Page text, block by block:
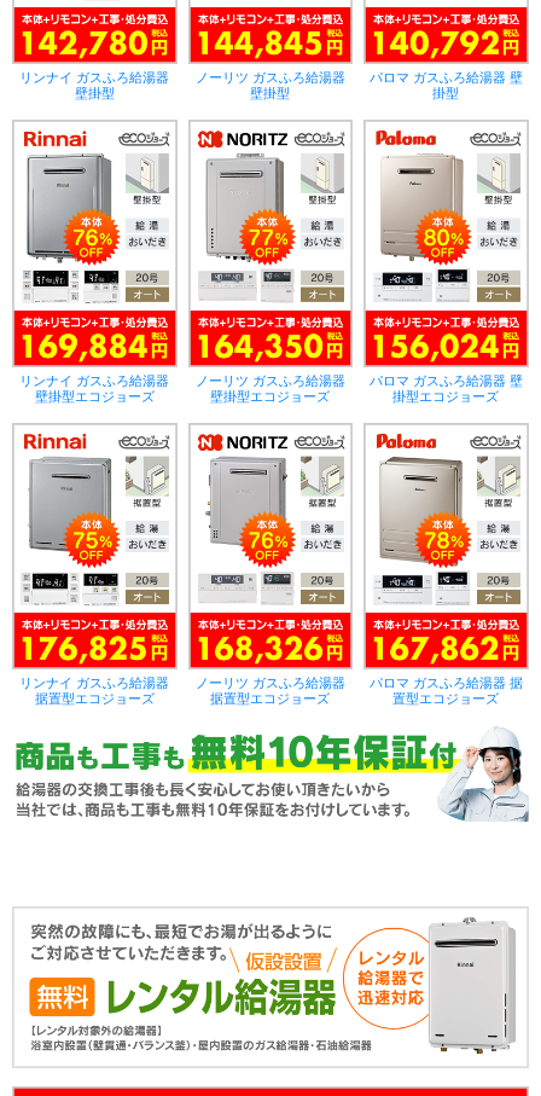
リンナイ ガスふろ給湯器
壁掛型
ノーリツ ガスふろ給湯器
壁掛型
パロマ ガスふろ給湯器 壁
掛型
リンナイ ガスふろ給湯器
壁掛型エコジョーズ
ノーリツ ガスふろ給湯器
壁掛型エコジョーズ
パロマ ガスふろ給湯器 壁
掛型エコジョーズ
リンナイ ガスふろ給湯器
据置型エコジョーズ
ノーリツ ガスふろ給湯器
据置型エコジョーズ
パロマ ガスふろ給湯器 据
置型エコジョーズ